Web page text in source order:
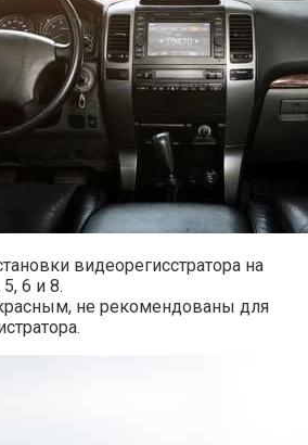
видеорегисстратора на
6 и 8.
не рекомендованы для